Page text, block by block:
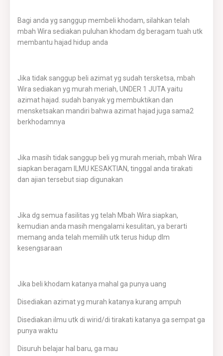
Bagi anda yg sanggup membeli khodam, silahkan telah
mbah Wira sediakan puluhan khodam dg beragam tuah utk
membantu hajad hidup anda
Jika tidak sanggup beli azimat yg sudah tersketsa, mbah
Wira sediakan yg murah meriah, UNDER 1 JUTA yaitu
azimat hajad. sudah banyak yg membuktikan dan
mensketsakan mandiri bahwa azimat hajad juga sama2
berkhodamnya
Jika masih tidak sanggup beli yg murah meriah, mbah Wira
siapkan beragam ILMU KESAKTIAN, tinggal anda tirakati
dan ajian tersebut siap digunakan
Jika dg semua fasilitas yg telah Mbah Wira siapkan,
kemudian anda masih mengalami kesulitan, ya berarti
memang anda telah memilih utk terus hidup dlm
kesengsaraan
Jika beli khodam katanya mahal ga punya uang
Disediakan azimat yg murah katanya kurang ampuh
Disediakan ilmu utk di wirid/di tirakati katanya ga sempat ga
punya waktu
Disuruh belajar hal baru, ga mau